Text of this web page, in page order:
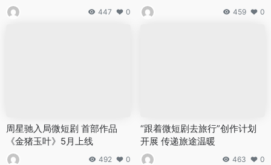
447 0 459 0
周星驰入局微短剧 首部作品
《金猪玉叶》5月上线
492 0
“跟着微短剧去旅行”创作计划
开展 传递旅途温暖
463 0